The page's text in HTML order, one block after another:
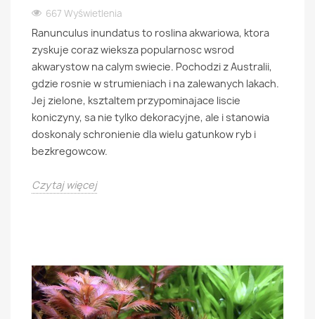
667 Wyświetlenia
Ranunculus inundatus to roslina akwariowa, ktora
zyskuje coraz wieksza popularnosc wsrod
akwarystow na calym swiecie. Pochodzi z Australii,
gdzie rosnie w strumieniach i na zalewanych lakach.
Jej zielone, ksztaltem przypominajace liscie
koniczyny, sa nie tylko dekoracyjne, ale i stanowia
doskonaly schronienie dla wielu gatunkow ryb i
bezkregowcow.
Czytaj więcej